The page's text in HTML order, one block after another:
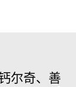
尔奇、善